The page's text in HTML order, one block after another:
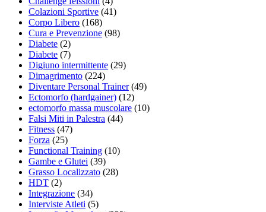
Colazioni Sportive (41)
Corpo Libero (168)
Cura e Prevenzione (98)
Diabete (2)
Diabete (7)
Digiuno intermittente (29)
Dimagrimento (224)
Diventare Personal Trainer(49)
Ectomorfo (hardgainer) (12)
ectomorfo massa muscolare (10)
Falsi Miti in Palestra (44)
Fitness (47)
Forza (25)
Functional Training (10)
Gambe e Glutei (39)
Grasso Localizzato (28)
HDT (2)
Integrazione (34)
Interviste Atleti (5)